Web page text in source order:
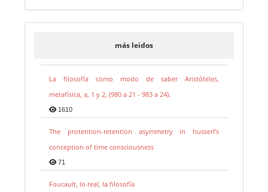
más leidos
La filosofía como modo de saber Aristóteles,
metafísica, a, 1 y 2, (980 a 21 - 983 a 24).
1610
The protention-retention asymmetry in husserl’s
conception of time consciousness
71
Foucault, lo real, la filosofía